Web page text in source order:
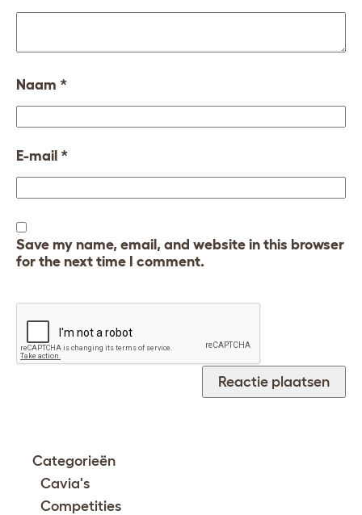
Naam *
E-mail *
Save my name, email, and website in this browser
for the next time I comment.
Categorieën
Cavia's
Competities